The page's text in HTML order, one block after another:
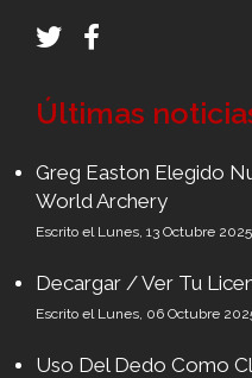
Últimas
Greg Easton Elegido
World Archery
Escrito el Lunes, 13 Octubre
Decargar / Ver Tu
Escrito el Lunes, 06 Octubre
Uso Del Dedo Como